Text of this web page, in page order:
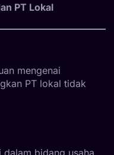
PT Lokal
mengenai
PT lokal tidak
dalam bidang usaha